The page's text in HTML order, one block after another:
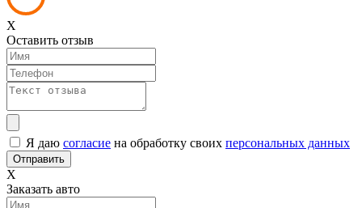
X
Оставить отзыв
Я даю согласие на обработку своих персональных данных
X
Заказать авто